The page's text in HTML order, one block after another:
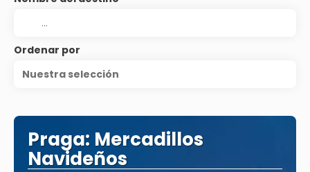
Ordenar por
Nuestra selección
Praga: Mercadillos
Navideños